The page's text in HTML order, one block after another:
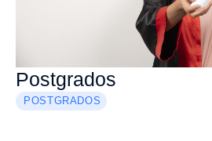
Postgrados
POSTGRADOS